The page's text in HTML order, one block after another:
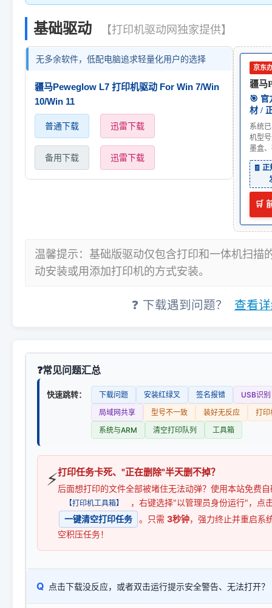
基础驱动 【打印机驱动网独家提供】
无多余软件，低配电脑追求轻量化用户的选择
疆马Peweglow L7 打印机驱动 For Win 7/Win
10/Win 11
普通下载 迅雷下载
备用下载 迅雷下载
京东
疆马
🎯 官
材 /
系统
机型
墨盒
🧾
🛒
温馨提示：基础版驱动仅包含打印和一体机扫描
动安装或用添加打印机的方式安装。
❓ 下载遇到问题？ 查看
常见问题汇总
快速跳转： 下载问题 安装红绿叉 签名报错
USB识别
局域网共享
型号不一致 装好无反应
打印
系统与ARM
清空打印队列 工具箱
⚡打印任务卡死、"正在删除"半天删不掉？
后面想打印的文件全部被堵住无法动弹？使用本站免费
【打印机工具箱】
，右键选择"以管理员身份运行"，点
一键清空打印任务
。只需 3秒钟，强力终止并重启系
空积压任务！
Q 点击下载没反应，或者双击运行提示安全警告、无法打开？